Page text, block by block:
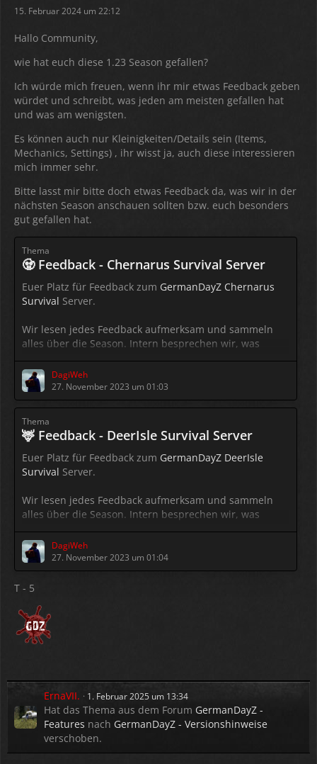
15. Februar 2024 um 22:12
Hallo Community,
wie hat euch diese 1.23 Season gefallen?
Ich würde mich freuen, wenn ihr mir etwas Feedback geben
würdet und schreibt, was jeden am meisten gefallen hat
und was am wenigsten.
Es können auch nur Kleinigkeiten/Details sein (Items,
Mechanics, Settings) , ihr wisst ja, auch diese interessieren
mich immer sehr.
Bitte lasst mir bitte doch etwas Feedback da, was wir in der
nächsten Season anschauen sollten bzw. euch besonders
gut gefallen hat.
Thema
🧟 Feedback - Chernarus Survival Server
Euer Platz für Feedback zum GermanDayZ Chernarus
Survival Server.
Wir lesen jedes Feedback aufmerksam und sammeln
alles über die Season. Intern besprechen wir, was
machbar ist und was nicht.
Bitte beachtet: Auf jeden einzelnen
wir nicht, aber zu jeder neuen Season gibt es eine
Zusammenfassung, welche Änderungen umgesetzt
Danke für euer konstruktives Feedback!
DagiWeh
27. November 2023 um 01:03
Thema
🦌 Feedback - DeerIsle Survival Server
Euer Platz für Feedback zum GermanDayZ DeerIsle
Survival Server.
Wir lesen jedes Feedback aufmerksam und sammeln
alles über die Season. Intern besprechen wir, was
machbar ist und was nicht.
Bitte beachtet: Auf jeden einzelnen
wir nicht, aber zu jeder neuen Season gibt es eine
Zusammenfassung, welche Änderungen umgesetzt
wurden und woran wir noch arbeiten.
Danke für euer konstruktives Feedback!
DagiWeh
27. November 2023 um 01:04
T - 5
ErnaVII. 1. Februar 2025 um 13:34
Hat das Thema aus dem Forum GermanDayZ -
Features nach GermanDayZ - Versionshinweise
verschoben.